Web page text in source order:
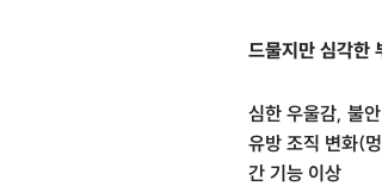
드물지만 심각한
심한 우울감, 불안
유방 조직 변화(
간 기능 이상